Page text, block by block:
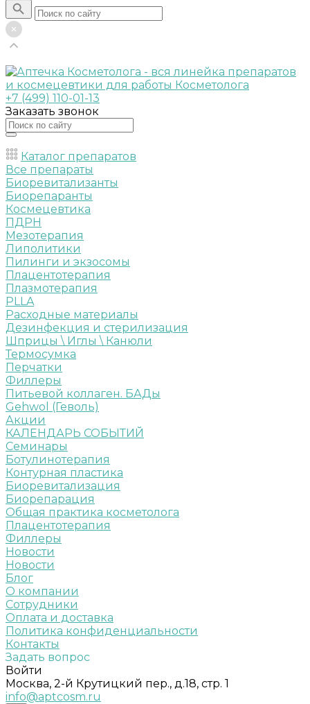
+7 (499) 110-01-13
Заказать звонок
Каталог препаратов
Все препараты
Биоревитализанты
Биорепаранты
Космецевтика
ПДРН
Мезотерапия
Липолитики
Пилинги и экзосомы
Плацентотерапия
Плазмотерапия
PLLA
Расходные материалы
Дезинфекция и стерилизация
Шприцы \ Иглы \ Канюли
Термосумка
Перчатки
Филлеры
Питьевой коллаген. БАДы
Gehwol (Геволь)
Акции
КАЛЕНДАРЬ СОБЫТИЙ
Семинары
Ботулинотерапия
Контурная пластика
Биоревитализация
Биорепарация
Общая практика косметолога
Плацентотерапия
Филлеры
Новости
Новости
Блог
О компании
Сотрудники
Оплата и доставка
Политика конфиденциальности
Контакты
Задать вопрос
Войти
Москва, 2-й Крутицкий пер., д.18, стр. 1
info@aptcosm.ru